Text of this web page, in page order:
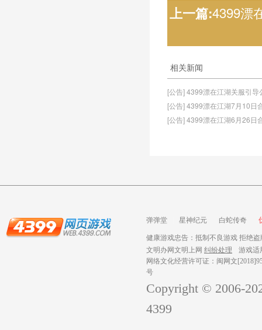
上一篇:4399漂
相关新闻
[公告] 4399漂在江湖关服引导
[公告] 4399漂在江湖7月10日
[公告] 4399漂在江湖6月26日
弹弹堂 星神纪元 白蛇传奇
健康游戏忠告：抵制不良游戏 拒绝
文明办网文明上网 纠纷处理
游戏适
网络文化经营许可证：闽网文
号
Copyright © 2006-
4399